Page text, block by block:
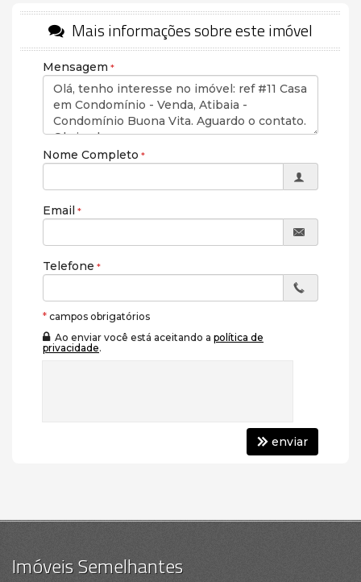
Mais informações sobre este imóvel
Mensagem
Nome Completo
Email
Telefone
* campos obrigatórios
Ao enviar você está aceitando a política de
privacidade.
enviar
Imóveis Semelhantes